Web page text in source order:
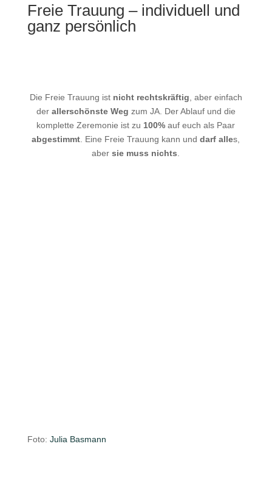
Freie Trauung – individuell und
ganz persönlich
Die Freie Trauung ist nicht rechtskräftig , aber einfach
der allerschönste Weg zum JA. Der Ablauf und die
komplette Zeremonie ist zu 100% auf euch als Paar
abgestimmt . Eine Freie Trauung kann unddarf alles,
aber sie muss nichts
Foto: Julia Basmann